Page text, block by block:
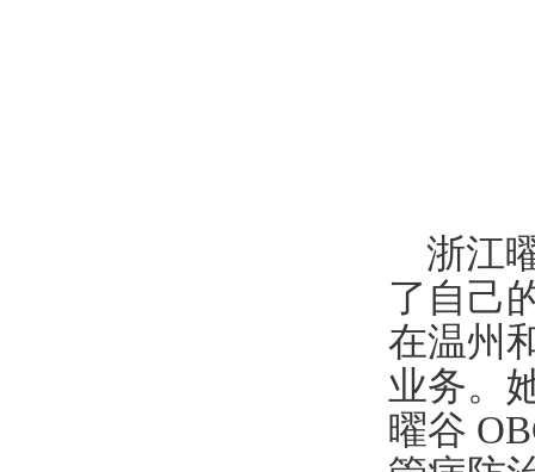
浙江
了自己
在温州
业务。
曜谷